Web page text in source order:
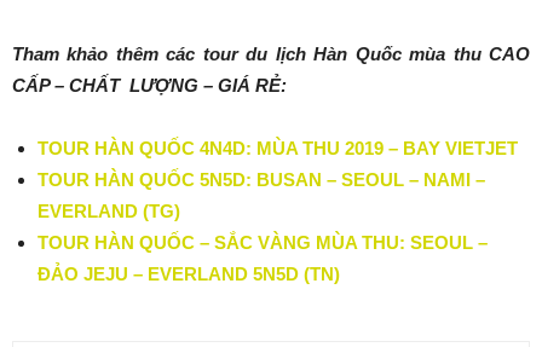
Tham khảo thêm các tour du lịch Hàn Quốc mùa thu CAO
CẤP – CHẤT LƯỢNG – GIÁ RẺ:
TOUR HÀN QUỐC 4N4D: MÙA THU 2019 – BAY VIETJET
TOUR HÀN QUỐC 5N5D: BUSAN – SEOUL – NAMI –
EVERLAND (TG)
TOUR HÀN QUỐC – SẮC VÀNG MÙA THU: SEOUL –
ĐẢO JEJU – EVERLAND 5N5D (TN)